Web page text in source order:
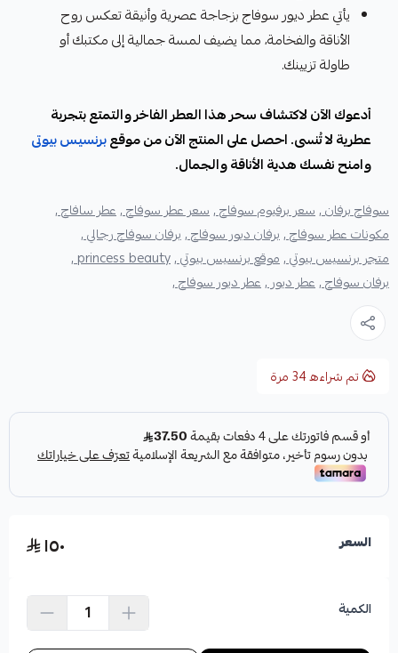
يأتي عطر ديور سوفاج بزجاجة عصرية وأنيقة تعكس روح
الأناقة والفخامة، مما يضيف لمسة جمالية إلى مكتبك أو
طاولة تزيينك.
أدعوك الآن لاكتشاف سحر هذا العطر الفاخر والتمتع بتجربة
عطرية لا تُنسى. احصل على المنتج الآن من موقعبرنسيس بيوتى
وامنح نفسك هدية الأناقة والجمال.
سوفاج برفان ,سعر برفيوم سوفاج ,سعر عطر سوفاج ,عطر سافاج ,
مكونات عطر سوفاج ,برفان ديور سوفاج ,برفان سوفاج رجالي ,
متجر برنسيس بيوتي ,موقع برنسيس بيوتي ,princess beauty ,
برفان سوفاج ,عطر ديور ,عطر ديور سوفاج ,
تم شراءه34مرة
السعر ١٥٠
الكمية